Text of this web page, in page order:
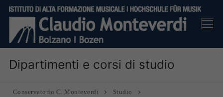
Vai
contenuto
Dipartimenti e corsi di studio
Conservatorio C. Monteverdi
Studio